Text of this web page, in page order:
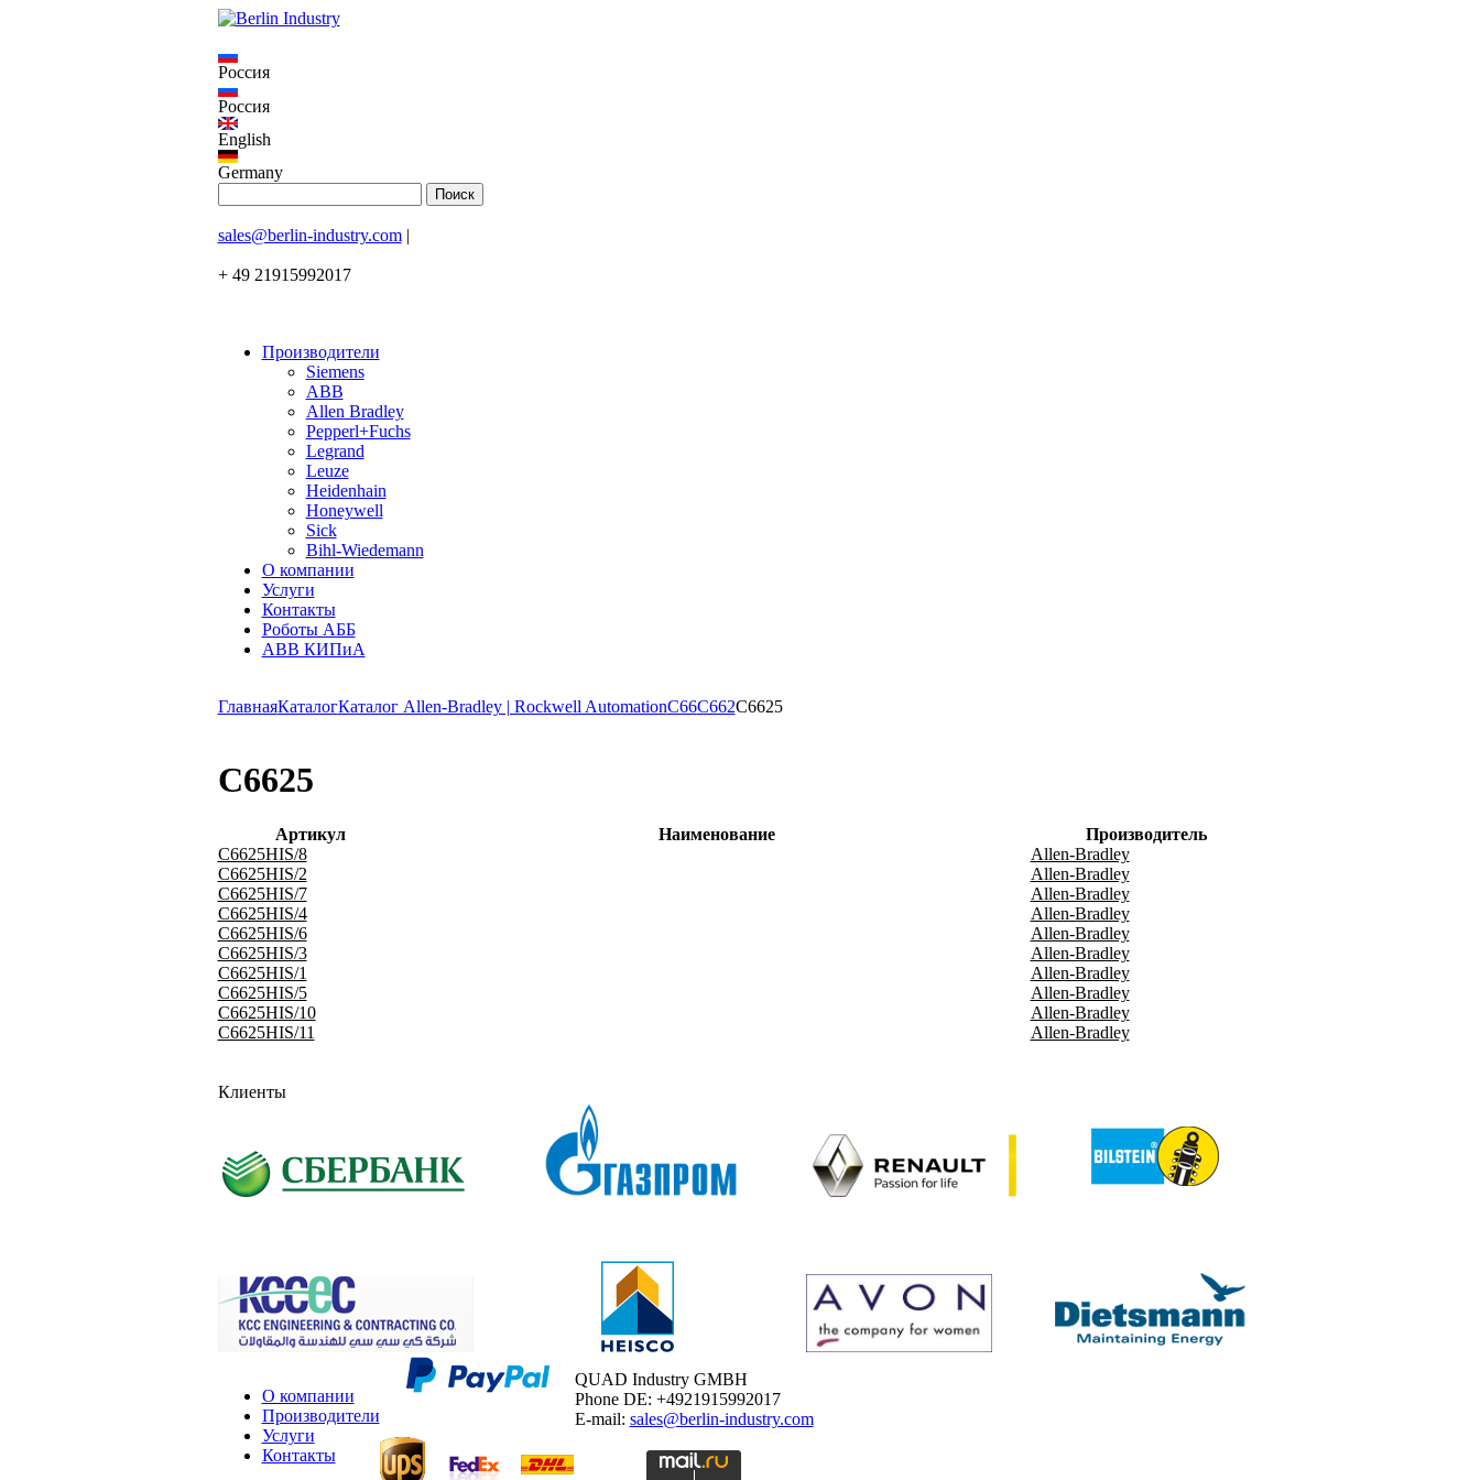
Россия
Россия
English
Germany
sales@berlin-industry.com|
+ 49 21915992017
Производители
Siemens
ABB
Allen Bradley
Pepperl+Fuchs
Legrand
Leuze
Heidenhain
Honeywell
Sick
Bihl-Wiedemann
О компании
Услуги
Контакты
Роботы АББ
ABB КИПиА
ГлавнаяКаталогКаталог Allen-Bradley | Rockwell AutomationC66C662C6625
C6625
Артикул Наименование
Производитель
C6625HIS/8
Allen-Bradley
C6625HIS/2
Allen-Bradley
C6625HIS/7
Allen-Bradley
C6625HIS/4
Allen-Bradley
C6625HIS/6
Allen-Bradley
C6625HIS/3
Allen-Bradley
C6625HIS/1
Allen-Bradley
C6625HIS/5
Allen-Bradley
C6625HIS/10
Allen-Bradley
C6625HIS/11
Allen-Bradley
Клиенты
О компании
Производители
Услуги
Контакты
QUAD Industry GMBH
Phone DE: +4921915992017
E-mail: sales@berlin-industry.com